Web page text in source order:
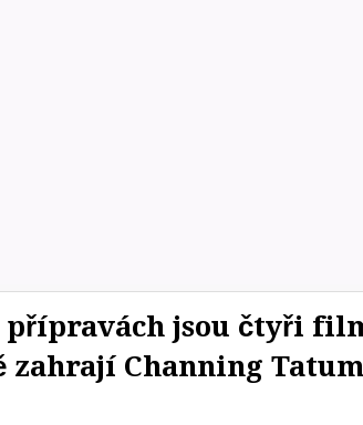
jsou čtyři
zahrají Channing